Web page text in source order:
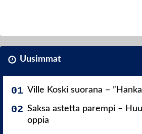
Uusimmat
Ville Koski suorana –
Saksa astetta parempi –
oppia